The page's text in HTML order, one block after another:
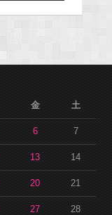
金 土
6 7
13 14
20 21
27 28